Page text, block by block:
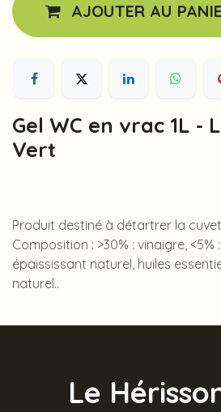
AJOUTER AU
Gel WC en vrac 1L -
Vert
Produit destiné à détartrer la
Composition : >30% : vinaigre, <5%
épaississant naturel, huiles
naturel..
Le